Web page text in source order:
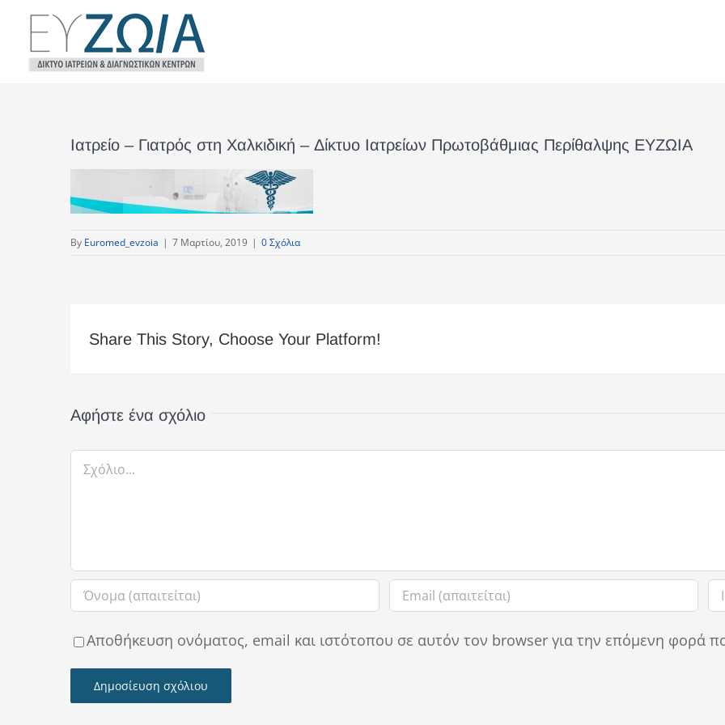
Μετάβαση
περιεχόμενο
Ιατρείο – Γιατρός στη Χαλκιδική – Δίκτυο Ιατρείων Πρωτοβάθμιας Περίθαλψης ΕΥΖΩΙΑ
By Euromed_evzoia | 7 Μαρτίου, 2019 | 0 Σχόλια
Share This Story, Choose Your Platform!
Αφήστε ένα σχόλιο
Σχόλιο
Αποθήκευση ονόματος, email και ιστότοπου σε αυτόν τον browser για την επόμενη φορά